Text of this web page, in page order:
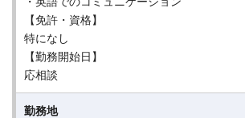
【免許・資格】
特になし
【勤務開始日】
応相談
勤務地